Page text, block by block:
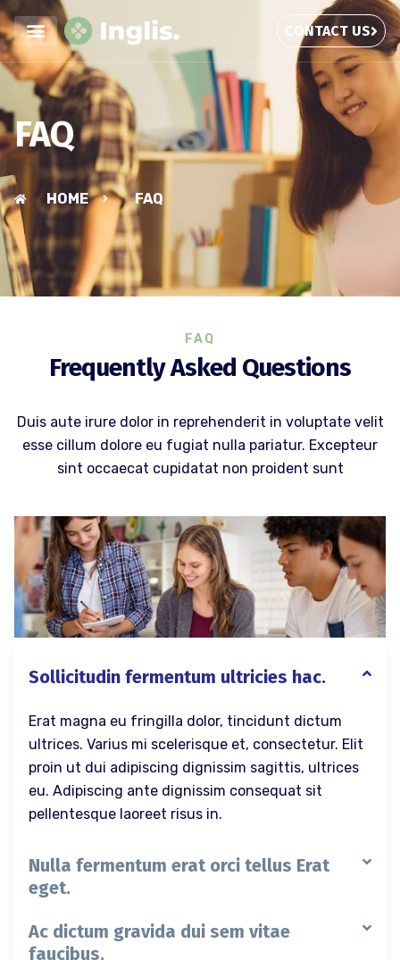
CONTACT US
FAQ
HOME FAQ
FAQ
Frequently Asked Questions
Duis aute irure dolor in reprehenderit in voluptate velit
esse cillum dolore eu fugiat nulla pariatur. Excepteur
sint occaecat cupidatat non proident sunt
Sollicitudin fermentum ultricies hac.
Erat magna eu fringilla dolor, tincidunt dictum
ultrices. Varius mi scelerisque et, consectetur. Elit
proin ut dui adipiscing dignissim sagittis, ultrices
eu. Adipiscing ante dignissim consequat sit
pellentesque laoreet risus in.
Nulla fermentum erat orci tellus Erat
eget.
Ac dictum gravida dui sem vitae
faucibus.